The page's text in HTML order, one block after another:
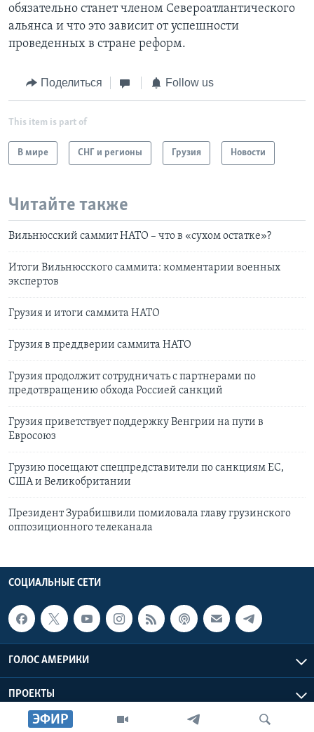
ЭФИР
обязательно станет членом Североатлантического
альянса и что это зависит от успешности
проведенных в стране реформ.
Поделиться Follow us
This item is part of
В мире СНГ и регионы Грузия Новости
Читайте также
Вильнюсский саммит НАТО – что в «сухом остатке»?
Итоги Вильнюсского саммита: комментарии военных
экспертов
Грузия и итоги саммита НАТО
Грузия в преддверии саммита НАТО
Грузия продолжит сотрудничать с партнерами по
предотвращению обхода Россией санкций
Грузия приветствует поддержку Венгрии на пути в
Евросоюз
Грузию посещают спецпредставители по санкциям ЕС,
США и Великобритании
Президент Зурабишвили помиловала главу грузинского
оппозиционного телеканала
СОЦИАЛЬНЫЕ СЕТИ
ГОЛОС АМЕРИКИ
ПРОЕКТЫ